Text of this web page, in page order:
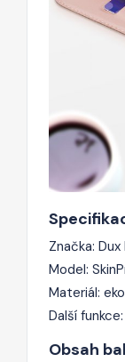
Značka: Dux
Model:
Materiál:
Další
Obsah